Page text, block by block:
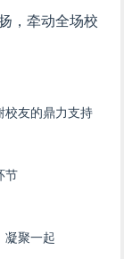
，牵动全场校
校友的鼎力支持
节
凝聚一起